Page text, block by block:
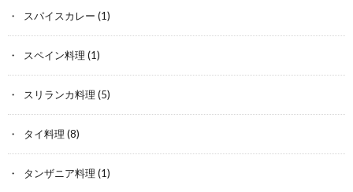
スパイスカレー (1)
スペイン料理 (1)
スリランカ料理 (5)
タイ料理 (8)
タンザニア料理 (1)